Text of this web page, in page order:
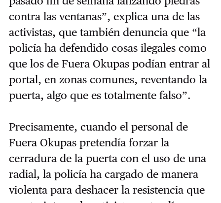
contra las ventanas”, explica una de las
activistas, que también denuncia que “la
policía ha defendido cosas ilegales como
que los de Fuera Okupas podían entrar al
portal, en zonas comunes, reventando la
puerta, algo que es totalmente falso”.
Precisamente, cuando el personal de
Fuera Okupas pretendía forzar la
cerradura de la puerta con el uso de una
radial, la policía ha cargado de manera
violenta para deshacer la resistencia que